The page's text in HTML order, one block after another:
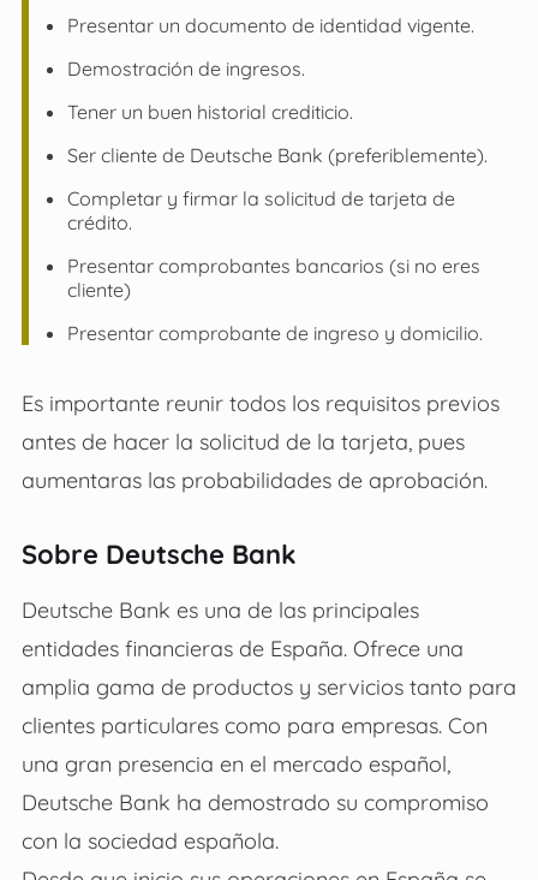
Presentar un documento de identidad vigente.
Demostración de ingresos.
Tener un buen historial crediticio.
Ser cliente de Deutsche Bank (preferiblemente).
Completar y firmar la solicitud de tarjeta de
crédito.
Presentar comprobantes bancarios (si no eres
cliente)
Presentar comprobante de ingreso y domicilio.
Es importante reunir todos los requisitos previos
antes de hacer la solicitud de la tarjeta, pues
aumentaras las probabilidades de aprobación.
Sobre Deutsche Bank
Deutsche Bank es una de las principales
entidades financieras de España. Ofrece una
amplia gama de productos y servicios tanto para
clientes particulares como para empresas. Con
una gran presencia en el mercado español,
Deutsche Bank ha demostrado su compromiso
con la sociedad española.